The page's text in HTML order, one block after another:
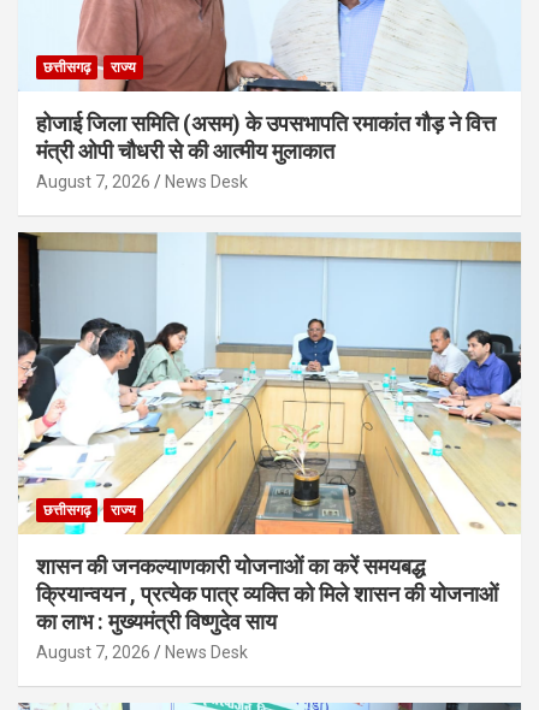
छत्तीसगढ़ राज्य
होजाई जिला समिति (असम) के उपसभापति रमाकांत गौड़ ने वित्त
मंत्री ओपी चौधरी से की आत्मीय मुलाकात
August 7, 2026 News Desk
छत्तीसगढ़ राज्य
शासन की जनकल्याणकारी योजनाओं का करें समयबद्ध
क्रियान्वयन , प्रत्येक पात्र व्यक्ति को मिले शासन की योजनाओं
का लाभ : मुख्यमंत्री विष्णुदेव साय
August 7, 2026 News Desk